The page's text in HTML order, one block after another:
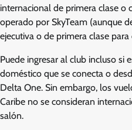
internacional de primera clase o
operado por SkyTeam (aunque
ejecutiva o de primera clase
Puede ingresar al club incluso si
doméstico que se conecta o
Delta One. Sin embargo, los
Caribe no se consideran
salón.